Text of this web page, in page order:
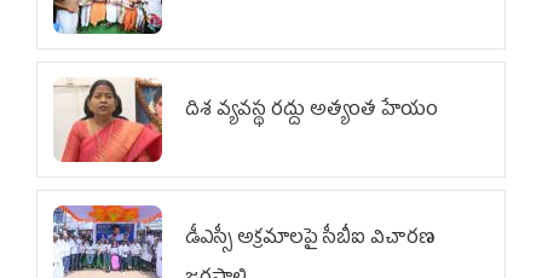
దిశ వ్యవస్థ రద్దు అత్యంత హేయం
డీఎస్సీ అక్రమాలపై సీబీఐ విచారణ